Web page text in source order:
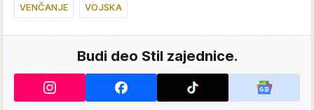
VENČANJE VOJSKA
Budi deo Stil zajednice.